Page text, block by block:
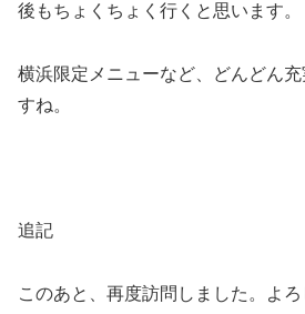
後もちょくちょく行くと思います。
横浜限定メニューなど、どんどん
すね。
追記
このあと、再度訪問しました。よ